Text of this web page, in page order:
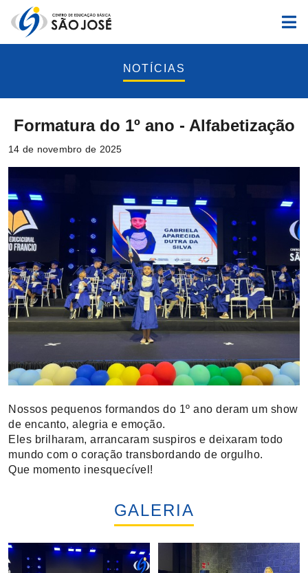
NOTÍCIAS
Formatura do 1º ano - Alfabetização
14 de novembro de 2025
Nossos pequenos formandos do 1º ano deram um show
de encanto, alegria e emoção.
Eles brilharam, arrancaram suspiros e deixaram todo
mundo com o coração transbordando de orgulho.
Que momento inesquecível!
GALERIA